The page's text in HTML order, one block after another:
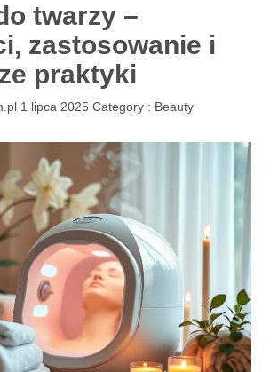
twarzy –
zastosowanie i
praktyki
1 lipca 2025 Category : Beauty